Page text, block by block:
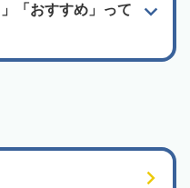
「おすすめ」って